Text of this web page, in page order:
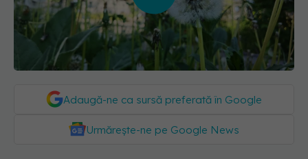
00:00
Adaugă-ne ca sursă preferată în Google
Urmărește-ne pe Google News